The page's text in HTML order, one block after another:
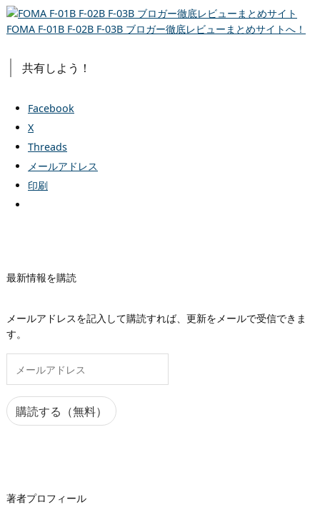
FOMA F-01B F-02B F-03B ブロガー徹底レビューまとめサイトへ！
共有しよう！
Facebook
X
Threads
メールアドレス
印刷
最新情報を購読
メールアドレスを記入して購読すれば、更新をメールで受信できま
す。
ア
ド
購読する（無料）
著者プロフィール